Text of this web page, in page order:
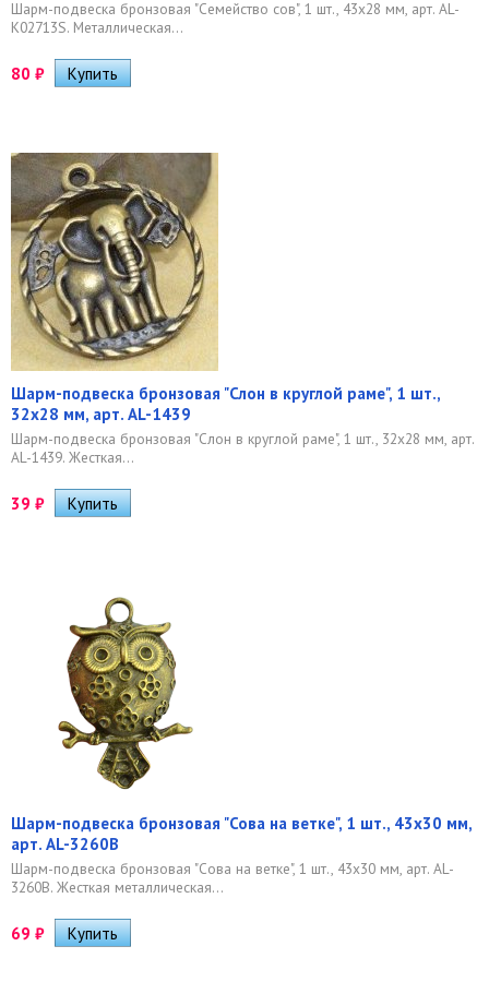
Шарм-подвеска бронзовая "Семейство сов", 1 шт., 43х28 мм, арт. AL-
K02713S. Металлическая...
80 ₽
Шарм-подвеска бронзовая "Слон в круглой раме", 1 шт.,
32х28 мм, арт. AL-1439
Шарм-подвеска бронзовая "Слон в круглой раме", 1 шт., 32х28 мм, арт.
AL-1439. Жесткая...
39 ₽
Шарм-подвеска бронзовая "Сова на ветке", 1 шт., 43х30 мм,
арт. AL-3260B
Шарм-подвеска бронзовая "Сова на ветке", 1 шт., 43х30 мм, арт. AL-
3260B. Жесткая металлическая...
69 ₽